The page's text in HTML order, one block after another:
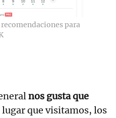
para
nos gusta que
lugar que visitamos, los